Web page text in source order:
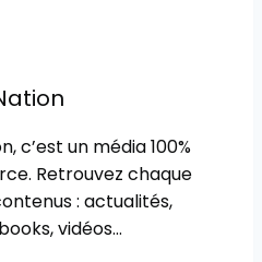
c’est un média 100%
Retrouvez chaque
: actualités,
vidéos…